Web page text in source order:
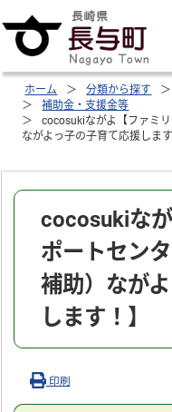
ホーム 分類から探す
補助金・支援金等
cocosukiながよ【ファミ
ながよっ子の子育て応援します
cocosukiな
ポートセン
補助）なが
します！】
印刷